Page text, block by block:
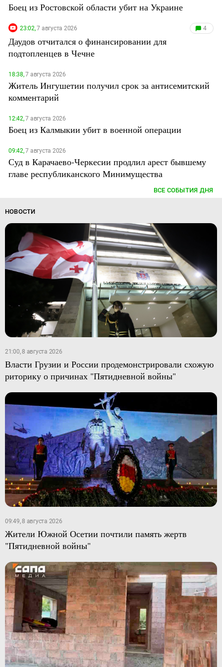
Боец из Ростовской области убит на Украине
23:02,7 августа 2026 4
Даудов отчитался о финансировании для
подтопленцев в Чечне
18:38,7 августа 2026
Житель Ингушетии получил срок за антисемитский
комментарий
12:42,7 августа 2026
Боец из Калмыкии убит в военной операции
09:42,7 августа 2026
Суд в Карачаево-Черкесии продлил арест бывшему
главе республиканского Минимущества
ВСЕ СОБЫТИЯ ДНЯ
НОВОСТИ
21:00, 8 августа 2026
Власти Грузии и России продемонстрировали схожую
риторику о причинах "Пятидневной войны"
09:49, 8 августа 2026
Жители Южной Осетии почтили память жертв
"Пятидневной войны"